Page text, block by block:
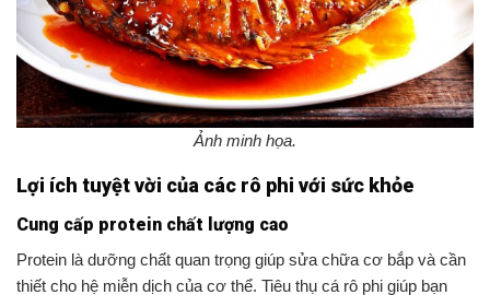
Ảnh minh họa.
Lợi ích tuyệt vời của các rô phi với sức khỏe
Cung cấp protein chất lượng cao
Protein là dưỡng chất quan trọng giúp sửa chữa cơ bắp và cần
thiết cho hệ miễn dịch của cơ thể. Tiêu thụ cá rô phi giúp bạn